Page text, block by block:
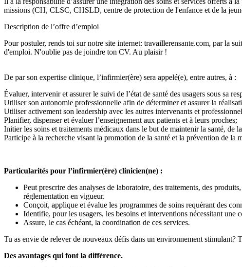
missions (CH, CLSC, CHSLD, centre de protection de l'enfance et de la
Description de l’offre d’emploi
Pour postuler, rends toi sur notre site internet: travaillerensante.com, par la
d'emploi. N'oublie pas de joindre ton CV. Au plaisir !
De par son expertise clinique, l’infirmier(ère) sera appelé(e), entre autres, à :
Évaluer, intervenir et assurer le suivi de l’état de santé des usagers sous sa
Utiliser son autonomie professionnelle afin de déterminer et assurer la
Utiliser activement son leadership avec les autres intervenants et
Planifier, dispenser et évaluer l’enseignement aux patients et à leurs proches;
Initier les soins et traitements médicaux dans le but de maintenir la santé, de
Participe à la recherche visant la promotion de la santé et la prévention de la
Particularités pour l’infirmier(ère) clinicien(ne) :
Peut prescrire des analyses de laboratoire, des traitements, des
réglementation en vigueur.
Conçoit, applique et évalue les programmes de soins requérant des
Identifie, pour les usagers, les besoins et interventions nécessitant une
Assure, le cas échéant, la coordination de ces services.
Tu as envie de relever de nouveaux défis dans un environnement stimulant?
Des avantages qui font la différence.